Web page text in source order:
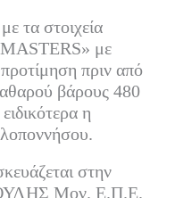
τα στοιχεία
με
πριν από
βάρους 480
η
στην
Μον. Ε.Π.Ε.